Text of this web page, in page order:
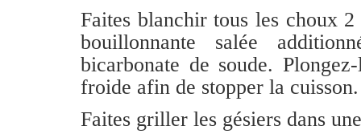
Faites blanchir tous les choux 2
bouillonnante salée
bicarbonate de soude.
froide afin de stopper la
Faites griller les gésiers dans